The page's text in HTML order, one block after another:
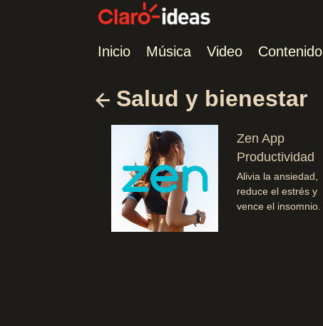
Inicio Música Video Contenido
Salud y bienestar
Zen App
Productividad
Alivia la ansiedad,
reduce el estrés y
vence el insomnio.